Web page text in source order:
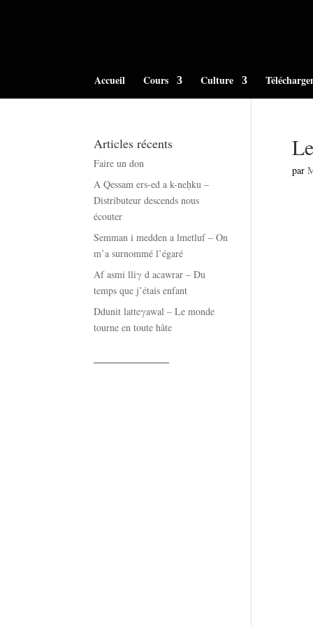
Accueil Cours Culture
par
Articles récents
Faire un don
A Qessam ers-ed a k-neḥku –
Distributeur descends nous
écouter
Semman i medden a lmetluf – On
m’a surnommé l’égaré
Af asmi lliγ d acawrar – Du
temps que j’étais enfant
Ddunit latteγawal – Le monde
tourne en toute hâte
——————